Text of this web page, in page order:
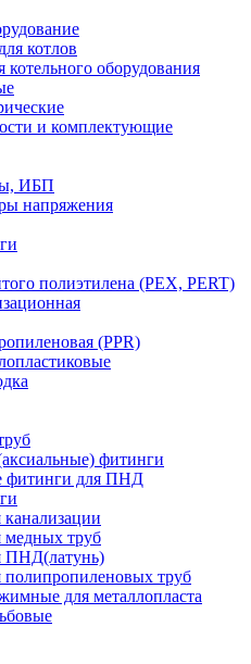
котлов
котельного оборудования
и комплектующие
ИБП
напряжения
полиэтилена (PEX, PERT)
(PPR)
фитинги
фитинги для ПНД
труб
ПНД(латунь)
труб
для металлопласта